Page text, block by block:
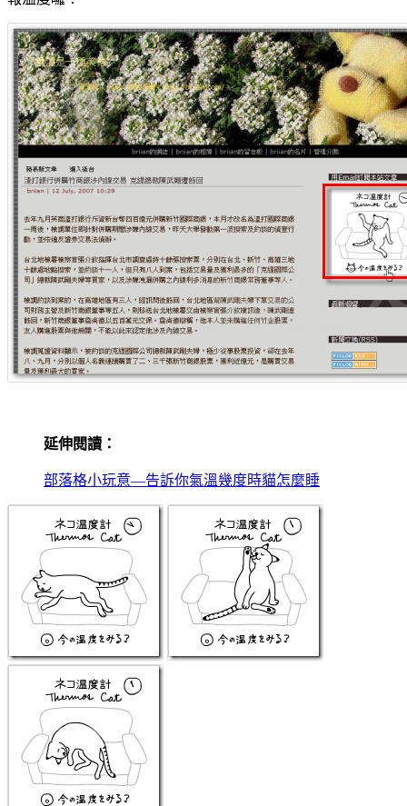
延伸閱讀：
部落格小玩意—告訴你氣溫幾度時貓怎麼睡